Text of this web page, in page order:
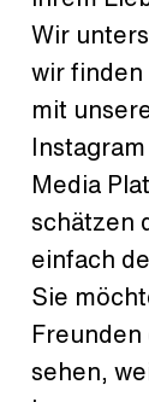
Wir
wir finden
mit
Media
schätzen
einfach
Sie
sehen,